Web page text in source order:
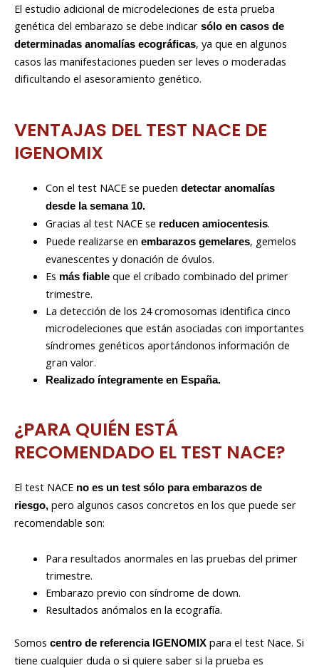
El estudio adicional de microdeleciones de esta prueba
genética del embarazo se debe indicar sólo en casos de
determinadas anomalías ecográficas, ya que en algunos
casos las manifestaciones pueden ser leves o moderadas
dificultando el asesoramiento genético.
VENTAJAS DEL TEST NACE DE
IGENOMIX
Con el test NACE se pueden detectar anomalías
desde la semana 10.
Gracias al test NACE se reducen amiocentesis.
Puede realizarse en embarazos gemelares, gemelos
evanescentes y donación de óvulos.
Es más fiableque el cribado combinado del primer
trimestre.
La detección de los 24 cromosomas identifica cinco
microdeleciones que están asociadas con importantes
síndromes genéticos aportándonos información de
gran valor.
Realizado íntegramente en España.
¿PARA QUIÉN ESTÁ
RECOMENDADO EL TEST NACE?
El test NACE no es un test sólo para embarazos de
riesgo, pero algunos casos concretos en los que puede ser
recomendable son:
Para resultados anormales en las pruebas del primer
trimestre.
Embarazo previo con síndrome de down.
Resultados anómalos en la ecografía.
Somos centro de referencia IGENOMIX para el test Nace. Si
tiene cualquier duda o si quiere saber si la prueba es